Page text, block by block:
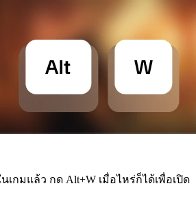
เกมแล้ว กด Alt+W เมื่อไหร่ก็ได้เพื่อเปิด